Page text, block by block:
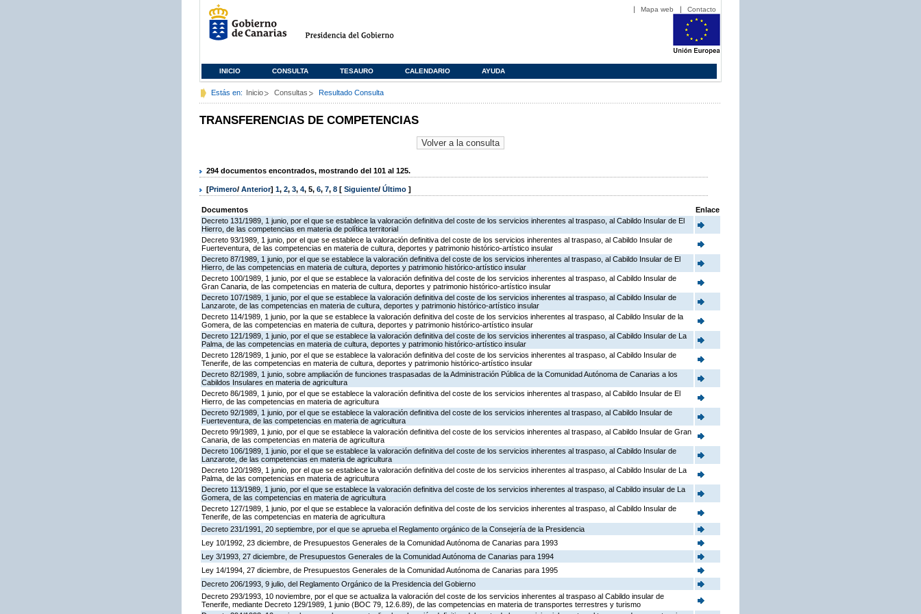
Mapa web Contacto
INICIO CONSULTA TESAURO CALENDARIO AYUDA
Estás en: Inicio Consultas Resultado Consulta
TRANSFERENCIAS DE COMPETENCIAS
294 documentos encontrados, mostrando del 101 al 125.
[Primero/ Anterior] 1, 2, 3, 4, 5, 6, 7, 8 [ Siguiente/ Último ]
Documentos
Enlace
Decreto 131/1989, 1 junio, por el que se establece la valoración definitiva del coste de los servicios inherentes al traspaso, al Cabildo Insular de El
Hierro, de las competencias en materia de política territorial
Decreto 93/1989, 1 junio, por el que se establece la valoración definitiva del coste de los servicios inherentes al traspaso, al Cabildo Insular de
Fuerteventura, de las competencias en materia de cultura, deportes y patrimonio histórico-artístico insular
Decreto 87/1989, 1 junio, por el que se establece la valoración definitiva del coste de los servicios inherentes al traspaso, al Cabildo Insular de El
Hierro, de las competencias en materia de cultura, deportes y patrimonio histórico-artístico insular
Decreto 100/1989, 1 junio, por el que se establece la valoración definitiva del coste de los servicios inherentes al traspaso, al Cabildo Insular de
Gran Canaria, de las competencias en materia de cultura, deportes y patrimonio histórico-artístico insular
Decreto 107/1989, 1 junio, por el que se establece la valoración definitiva del coste de los servicios inherentes al traspaso, al Cabildo Insular de
Lanzarote, de las competencias en materia de cultura, deportes y patrimonio histórico-artístico insular
Decreto 114/1989, 1 junio, por la que se establece la valoración definitiva del coste de los servicios inherentes al traspaso, al Cabildo Insular de la
Gomera, de las competencias en materia de cultura, deportes y patrimonio histórico-artístico insular
Decreto 121/1989, 1 junio, por el que se establece la valoración definitiva del coste de los servicios inherentes al traspaso, al Cabildo Insular de La
Palma, de las competencias en materia de cultura, deportes y patrimonio histórico-artístico insular
Decreto 128/1989, 1 junio, por el que se establece la valoración definitiva del coste de los servicios inherentes al traspaso, al Cabildo Insular de
Tenerife, de las competencias en materia de cultura, deportes y patrimonio histórico-artístico insular
Decreto 82/1989, 1 junio, sobre ampliación de funciones traspasadas de la Administración Pública de la Comunidad Autónoma de Canarias a los
Cabildos Insulares en materia de agricultura
Decreto 86/1989, 1 junio, por el que se establece la valoración definitiva del coste de los servicios inherentes al traspaso, al Cabildo Insular de El
Hierro, de las competencias en materia de agricultura
Decreto 92/1989, 1 junio, por el que se establece la valoración definitiva del coste de los servicios inherentes al traspaso, al Cabildo Insular de
Fuerteventura, de las competencias en materia de agricultura
Decreto 99/1989, 1 junio, por el que se establece la valoración definitiva del coste de los servicios inherentes al traspaso, al Cabildo Insular de Gran
Canaria, de las competencias en materia de agricultura
Decreto 106/1989, 1 junio, por el que se establece la valoración definitiva del coste de los servicios inherentes al traspaso, al Cabildo Insular de
Lanzarote, de las competencias en materia de agricultura
Decreto 120/1989, 1 junio, por el que se establece la valoración definitiva del coste de los servicios inherentes al traspaso, al Cabildo Insular de La
Palma, de las competencias en materia de agricultura
Decreto 113/1989, 1 junio, por el que se establece la valoración definitiva del coste de los servicios inherentes al traspaso, al Cabildo insular de La
Gomera, de las competencias en materia de agricultura
Decreto 127/1989, 1 junio, por el que se establece la valoración definitiva del coste de los servicios inherentes al traspaso, al Cabildo Insular de
Tenerife, de las competencias en materia de agricultura
Decreto 231/1991, 20 septiembre, por el que se aprueba el Reglamento orgánico de la Consejería de la Presidencia
Ley 10/1992, 23 diciembre, de Presupuestos Generales de la Comunidad Autónoma de Canarias para 1993
Ley 3/1993, 27 diciembre, de Presupuestos Generales de la Comunidad Autónoma de Canarias para 1994
Ley 14/1994, 27 diciembre, de Presupuestos Generales de la Comunidad Autónoma de Canarias para 1995
Decreto 206/1993, 9 julio, del Reglamento Orgánico de la Presidencia del Gobierno
Decreto 293/1993, 10 noviembre, por el que se actualiza la valoración del coste de los servicios inherentes al traspaso al Cabildo insular de
Tenerife, mediante Decreto 129/1989, 1 junio (BOC 79, 12.6.89), de las competencias en materia de transportes terrestres y turismo